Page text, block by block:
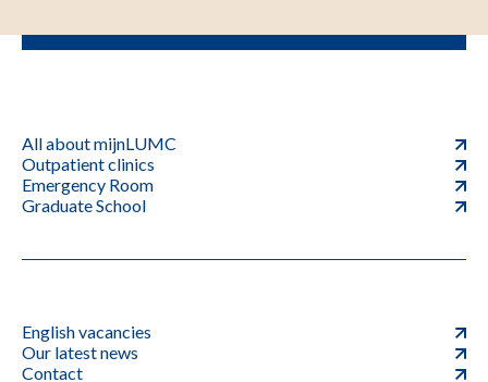
All about mijnLUMC
Outpatient clinics
Emergency Room
Graduate School
English vacancies
Our latest news
Contact